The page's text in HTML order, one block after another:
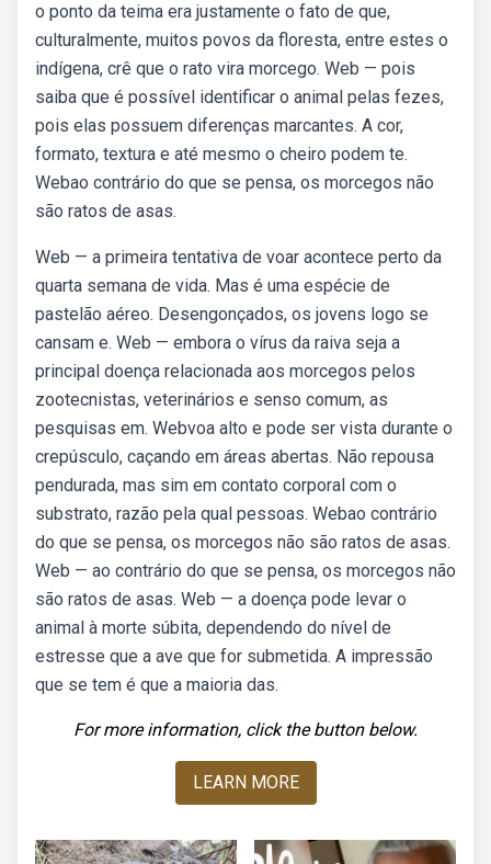
o ponto da teima era justamente o fato de que,
culturalmente, muitos povos da floresta, entre estes o
indígena, crê que o rato vira morcego. Web — pois
saiba que é possível identificar o animal pelas fezes,
pois elas possuem diferenças marcantes. A cor,
formato, textura e até mesmo o cheiro podem te.
Webao contrário do que se pensa, os morcegos não
são ratos de asas.
Web — a primeira tentativa de voar acontece perto da
quarta semana de vida. Mas é uma espécie de
pastelão aéreo. Desengonçados, os jovens logo se
cansam e. Web — embora o vírus da raiva seja a
principal doença relacionada aos morcegos pelos
zootecnistas, veterinários e senso comum, as
pesquisas em. Webvoa alto e pode ser vista durante o
crepúsculo, caçando em áreas abertas. Não repousa
pendurada, mas sim em contato corporal com o
substrato, razão pela qual pessoas. Webao contrário
do que se pensa, os morcegos não são ratos de asas.
Web — ao contrário do que se pensa, os morcegos não
são ratos de asas. Web — a doença pode levar o
animal à morte súbita, dependendo do nível de
estresse que a ave que for submetida. A impressão
que se tem é que a maioria das.
For more information, click the button below.
LEARN MORE